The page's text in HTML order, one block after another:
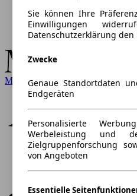
Mercedes-Benz
Sie können Ihre
Einwilligungen
Datenschutzerklärung den
Zwecke
Genaue Standortdaten
Endgeräten
Personalisierte
Werbeleistung und
Zielgruppenforschung
von Angeboten
Essentielle